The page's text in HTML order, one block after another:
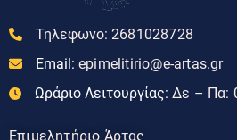
Τηλεφωνο: 2681028728
Email: epimelitirio@e-artas.gr
Ωράριο Λειτουργίας: Δε – Πα:
Επιμελητήριο Άρτας